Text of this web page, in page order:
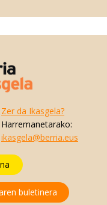
Zer da Ikasgela?
Harremanetarako:
ikasgela@berria.eus
buletinera